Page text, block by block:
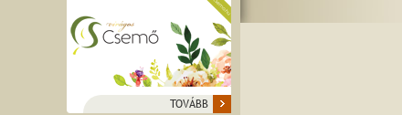
TOVÁBB